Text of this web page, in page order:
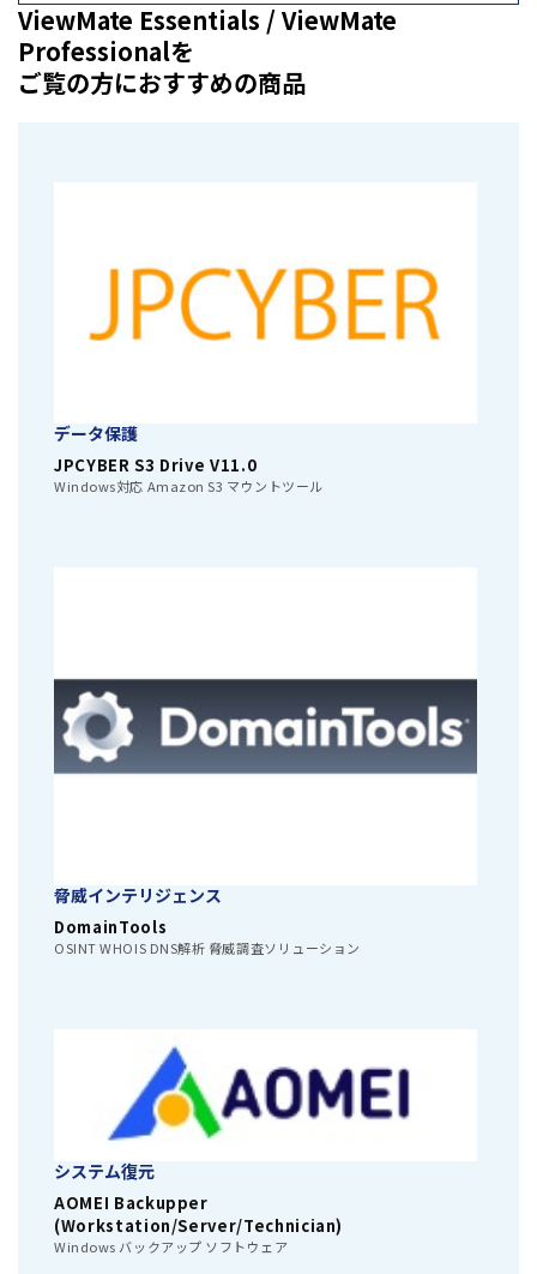
ViewMate Essentials / ViewMate
Professionalを
ご覧の方におすすめの商品
データ保護
JPCYBER S3 Drive V11.0
Windows対応 Amazon S3 マウントツール
脅威インテリジェンス
DomainTools
OSINT WHOIS DNS解析 脅威調査ソリューション
システム復元
AOMEI Backupper
(Workstation/Server/Technician)
Windows バックアップ ソフトウェア